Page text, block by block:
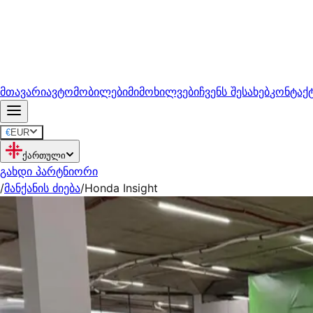
მთავარიავტომობილებიმიმოხილვებიჩვენს შესახებ
€EUR
ქართული
გახდი პარტნიორი
/მანქანის ძიება/Honda Insight